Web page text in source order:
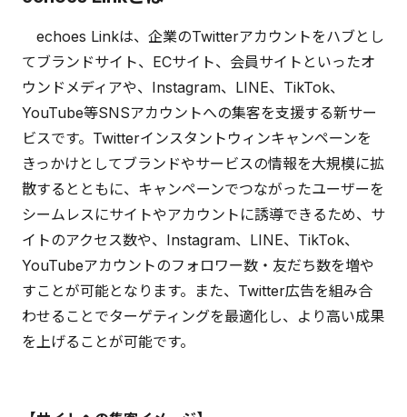
echoes Linkは、企業のTwitterアカウントをハブとし
てブランドサイト、ECサイト、会員サイトといったオ
ウンドメディアや、Instagram、LINE、TikTok、
YouTube等SNSアカウントへの集客を支援する新サー
ビスです。Twitterインスタントウィンキャンペーンを
きっかけとしてブランドやサービスの情報を大規模に拡
散するとともに、キャンペーンでつながったユーザーを
シームレスにサイトやアカウントに誘導できるため、サ
イトのアクセス数や、Instagram、LINE、TikTok、
YouTubeアカウントのフォロワー数・友だち数を増や
すことが可能となります。また、Twitter広告を組み合
わせることでターゲティングを最適化し、より高い成果
を上げることが可能です。